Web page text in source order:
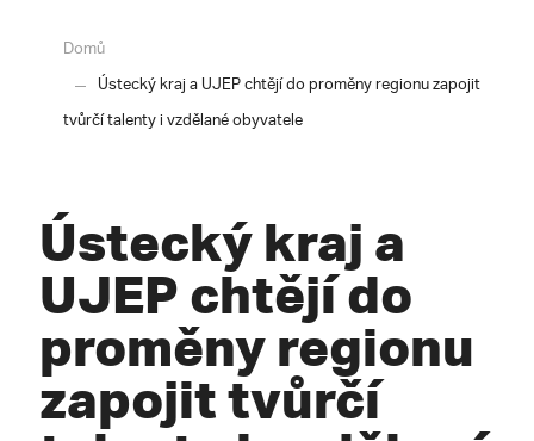
Domů
Ústecký kraj a UJEP chtějí do proměny regionu zapojit
tvůrčí talenty i vzdělané obyvatele
Ústecký kraj a
UJEP chtějí do
proměny regionu
zapojit tvůrčí